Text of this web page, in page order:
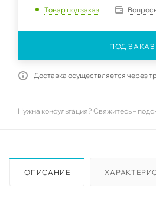
Товар под заказ
ПОД ЗАКАЗ
Доставка осуществляется через
Нужна консультация? Свяжитесь –
ОПИСАНИЕ